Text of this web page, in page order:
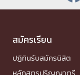
สมัครเรียน
ปฏิทินรับสมัครนิสิต
หลักสูตรปริญญาตรี